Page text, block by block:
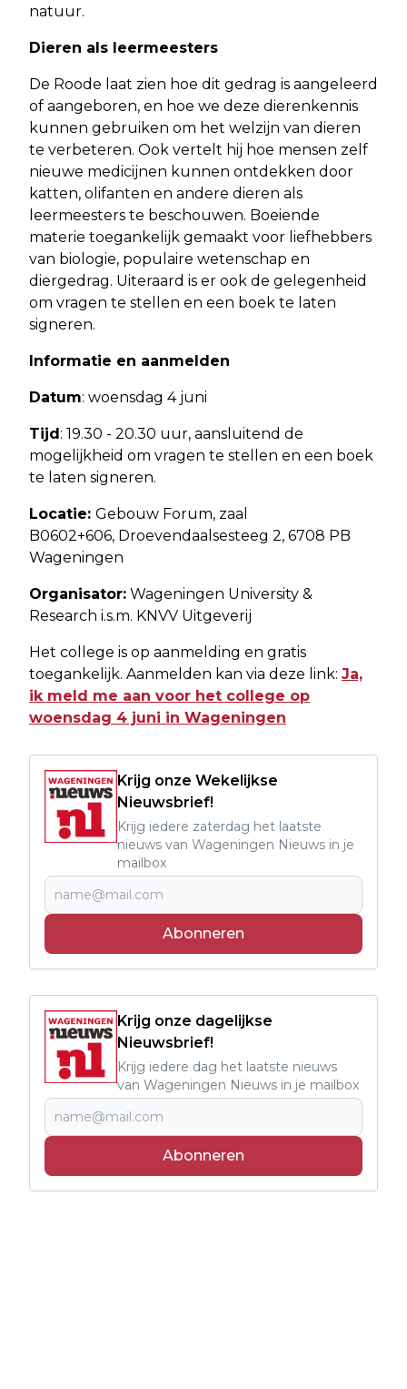
natuur.
Dieren als leermeesters
De Roode laat zien hoe dit gedrag is aangeleerd
of aangeboren, en hoe we deze dierenkennis
kunnen gebruiken om het welzijn van dieren
te verbeteren. Ook vertelt hij hoe mensen zelf
nieuwe medicijnen kunnen ontdekken door
katten, olifanten en andere dieren als
leermeesters te beschouwen. Boeiende
materie toegankelijk gemaakt voor liefhebbers
van biologie, populaire wetenschap en
diergedrag. Uiteraard is er ook de gelegenheid
om vragen te stellen en een boek te laten
signeren.
Informatie en aanmelden
Datum: woensdag 4 juni
Tijd: 19.30 - 20.30 uur, aansluitend de
mogelijkheid om vragen te stellen en een boek
te laten signeren.
Locatie: Gebouw Forum, zaal
B0602+606, Droevendaalsesteeg 2, 6708 PB
Wageningen
Organisator: Wageningen University &
Research i.s.m. KNVV Uitgeverij
Het college is op aanmelding en gratis
toegankelijk. Aanmelden kan via deze link: Ja,
ik meld me aan voor het college op
woensdag 4 juni in Wageningen
Krijg onze Wekelijkse
Nieuwsbrief!
Krijg iedere zaterdag het laatste
nieuws van Wageningen Nieuws in je
mailbox
Abonneren
Krijg onze dagelijkse
Nieuwsbrief!
Krijg iedere dag het laatste nieuws
van Wageningen Nieuws in je mailbox
Abonneren